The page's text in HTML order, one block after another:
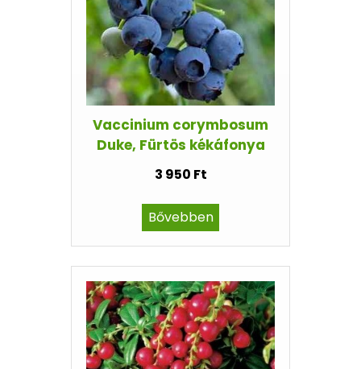
Vaccinium corymbosum
Duke, Fürtös kékáfonya
3 950 Ft
Bővebben